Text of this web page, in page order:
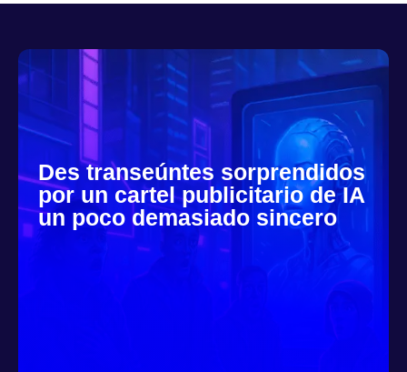
Des transeúntes sorprendidos
por un cartel publicitario de IA
un poco demasiado sincero